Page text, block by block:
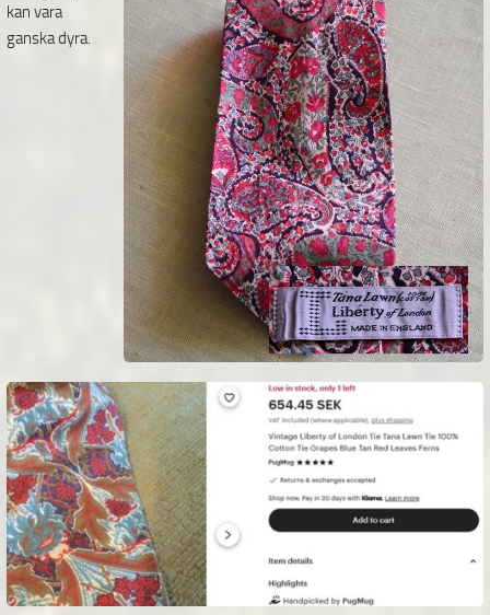
kan vara
ganska dyra.